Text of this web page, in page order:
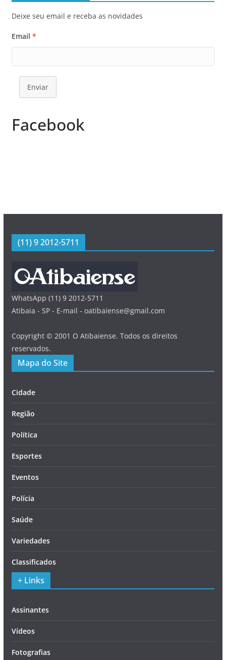
Deixe seu email e receba as novidades
Email *
Enviar
Facebook
(11) 9 2012-5711
WhatsApp (11) 9 2012-5711
Atibaia - SP - E-mail - oatibaiense@gmail.com
Copyright © 2001 O Atibaiense. Todos os direitos
reservados.
Mapa do Site
Cidade
Região
Política
Esportes
Eventos
Polícia
Saúde
Variedades
Classificados
+ Links
Assinantes
Vídeos
Fotografias